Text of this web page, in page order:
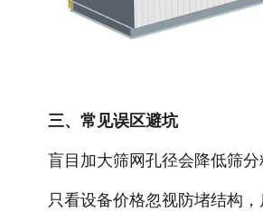
三、常见误区避坑
盲目加大筛网孔径会降低筛分
只看设备价格忽视防堵结构，